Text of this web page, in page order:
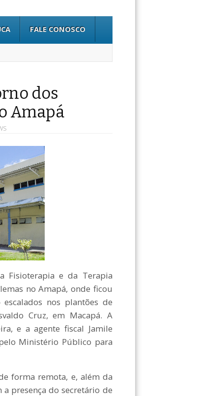
FALE CONOSCO
dos
Amapá
e da Terapia
no Amapá, onde ficou
nos plantões de
Cruz, em Macapá. A
e a agente fiscal Jamile
Ministério Público para
forma remota, e, além da
presença do secretário de